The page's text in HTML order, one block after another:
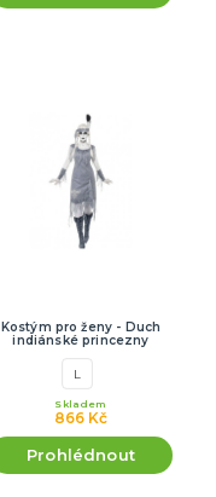
Kostým pro ženy - Duch
indiánské princezny
L
866 Kč
Skladem
Prohlédnout